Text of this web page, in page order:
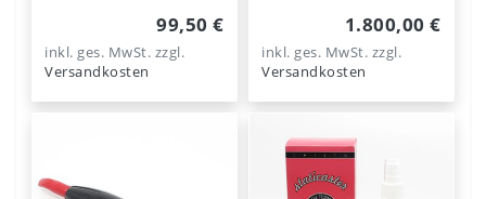
99,50 €
inkl. ges. MwSt. zzgl.
Versandkosten
1.800,00 €
inkl. ges. MwSt. zzgl.
Versandkosten